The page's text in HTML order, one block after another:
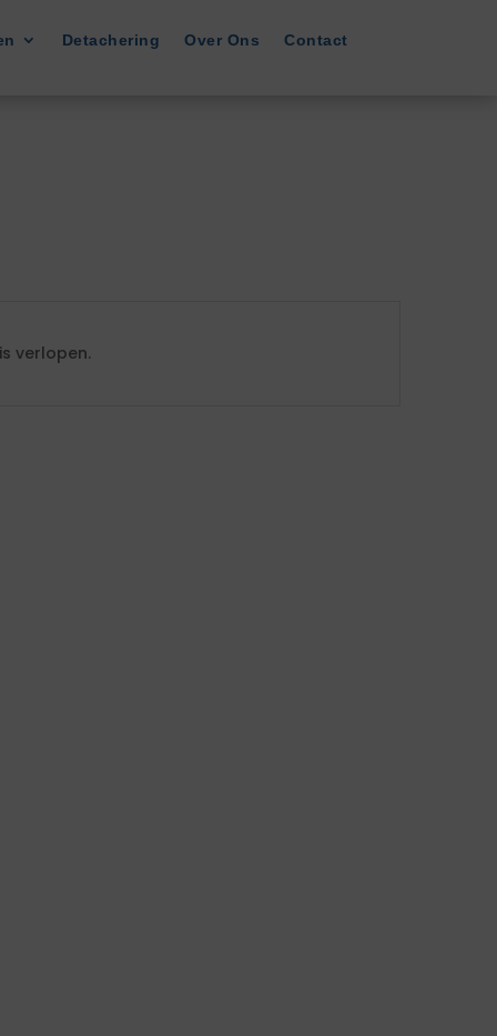
Detachering Over Ons Contact
verlopen.